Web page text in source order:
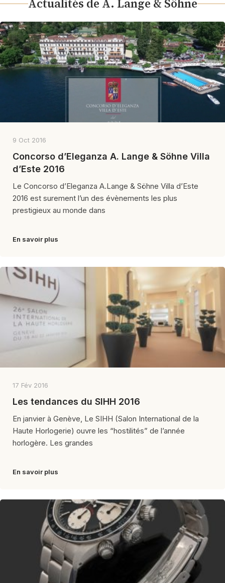
Actualités de A. Lange & Söhne
9 Oct 2016
Concorso d’Eleganza A. Lange & Söhne Villa
d’Este 2016
Le Concorso d’Eleganza A.Lange & Söhne Villa d’Este
2016 est surement l’un des évènements les plus
prestigieux au monde dans
En savoir plus
17 Fév 2016
Les tendances du SIHH 2016
En janvier à Genève, Le SIHH (Salon International de la
Haute Horlogerie) ouvre les “hostilités” de l’année
horlogère. Les grandes
En savoir plus